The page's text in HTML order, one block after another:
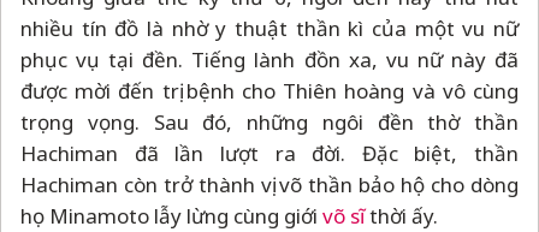
nhiều tín đồ là nhờ y thuật thần kì của một vu nữ
phục vụ tại đền. Tiếng lành đồn xa, vu nữ này đã
được mời đến trị bệnh cho Thiên hoàng và vô cùng
trọng vọng. Sau đó, những ngôi đền thờ thần
Hachiman đã lần lượt ra đời. Đặc biệt, thần
Hachiman còn trở thành vị võ thần bảo hộ cho dòng
họ Minamoto lẫy lừng cùng giới võ sĩthời ấy.